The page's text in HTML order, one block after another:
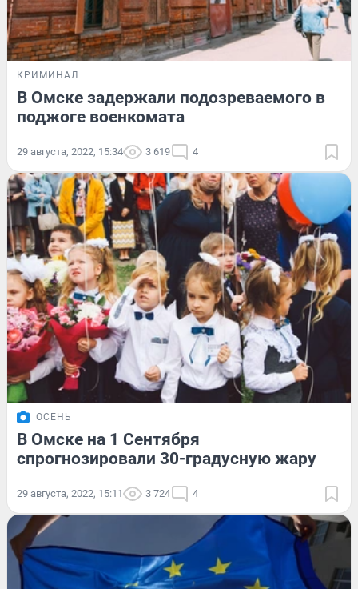
КРИМИНАЛ
В Омске задержали подозреваемого в
поджоге военкомата
29 августа, 2022, 15:34 3 619 4
ОСЕНЬ
В Омске на 1 Сентября
спрогнозировали 30-градусную жару
29 августа, 2022, 15:11 3 724 4